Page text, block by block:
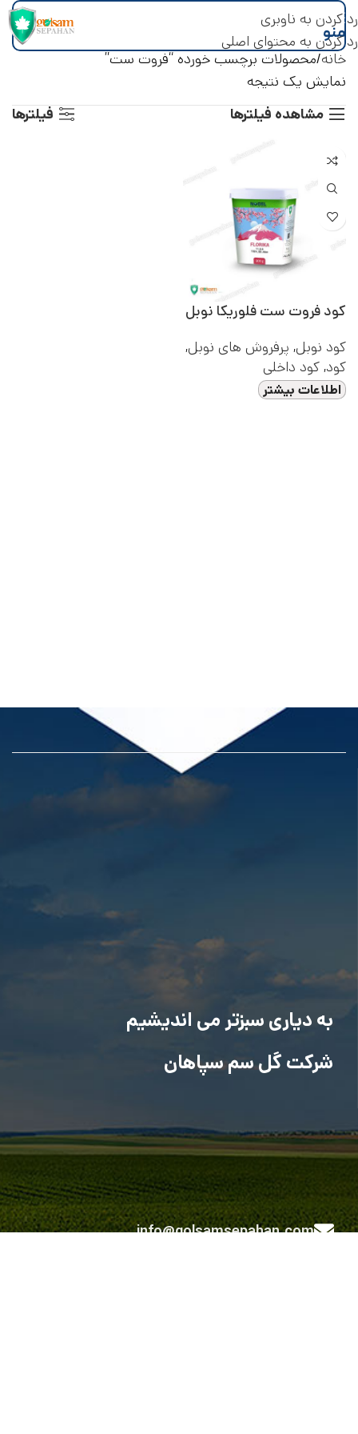
رد کردن به ناوبری
رد کردن به محتوای اصلی
منو
خانه محصولات برچسب خورده “فروت ست”
نمایش یک نتیجه
مشاهده فیلترها
فیلترها
کود فروت ست فلوریکا نوبل
کود نوبل, پرفروش های نوبل,
کود,کود داخلی
اطلاعات بیشتر
به دیاری سبزتر می اندیشیم
شرکت گل سم سپاهان
اصفهان شهرک صنعتی صفه پلاک ۱۸
,۵ - ۳۱۳۱۱۵۳۲ - ۰۳۱
info@golsamsepahan.com